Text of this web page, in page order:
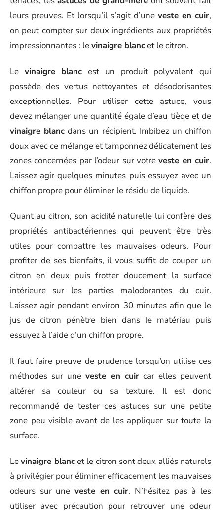
leurs preuves. Et lorsqu’il s’agit d’une veste en cuir,
on peut compter sur deux ingrédients aux propriétés
impressionnantes : levinaigre blancet le citron.
Le vinaigre blanc est un produit polyvalent qui
possède des vertus nettoyantes et désodorisantes
exceptionnelles. Pour utiliser cette astuce, vous
devez mélanger une quantité égale d’eau tiède et de
vinaigre blanc dans un récipient. Imbibez un chiffon
doux avec ce mélange et tamponnez délicatement les
zones concernées par l’odeur sur votreveste en cuir.
Laissez agir quelques minutes puis essuyez avec un
chiffon propre pour éliminer le résidu de liquide.
Quant au citron, son acidité naturelle lui confère des
propriétés antibactériennes qui peuvent être très
utiles pour combattre les mauvaises odeurs. Pour
profiter de ses bienfaits, il vous suffit de couper un
citron en deux puis frotter doucement la surface
intérieure sur les parties malodorantes du cuir.
Laissez agir pendant environ 30 minutes afin que le
jus de citron pénètre bien dans le matériau puis
essuyez à l’aide d’un chiffon propre.
Il faut faire preuve de prudence lorsqu’on utilise ces
méthodes sur uneveste en cuircar elles peuvent
altérer sa couleur ou sa texture. Il est donc
recommandé de tester ces astuces sur une petite
zone peu visible avant de les appliquer sur toute la
surface.
Levinaigre blancet le citron sont deux alliés naturels
à privilégier pour éliminer efficacement les mauvaises
odeurs sur une veste en cuir. N’hésitez pas à les
utiliser avec précaution pour retrouver une odeur